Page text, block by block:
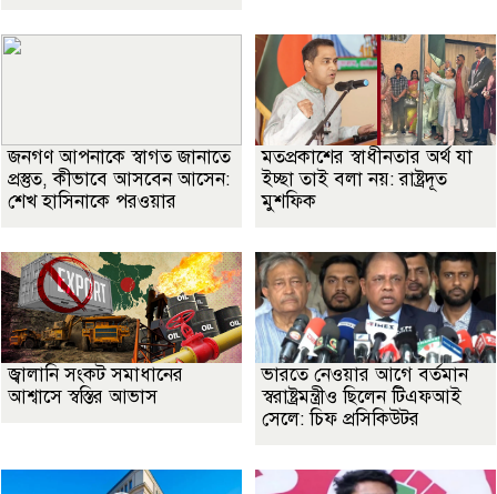
জনগণ আপনাকে স্বাগত জানাতে
প্রস্তুত, কীভাবে আসবেন আসেন:
শেখ হাসিনাকে পরওয়ার
মতপ্রকাশের স্বাধীনতার অর্থ যা
ইচ্ছা তাই বলা নয়: রাষ্ট্রদূত
মুশফিক
জ্বালানি সংকট সমাধানের
আশ্বাসে স্বস্তির আভাস
ভারতে নেওয়ার আগে বর্তমান
স্বরাষ্ট্রমন্ত্রীও ছিলেন টিএফআই
সেলে: চিফ প্রসিকিউটর